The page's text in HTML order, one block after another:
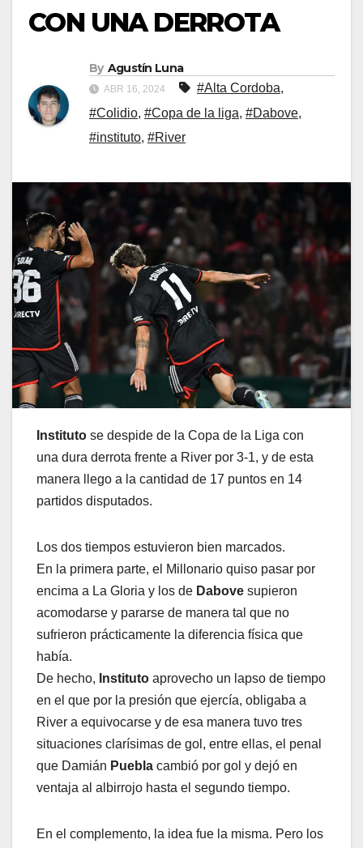
CON UNA DERROTA
By Agustín Luna
ABR 16, 2024 #Alta Cordoba,
#Colidio, #Copa de la liga, #Dabove,
#instituto, #River
Instituto se despide de la Copa de la Liga con
una dura derrota frente a River por 3-1, y de esta
manera llego a la cantidad de 17 puntos en 14
partidos disputados.
Los dos tiempos estuvieron bien marcados.
En la primera parte, el Millonario quiso pasar por
encima a La Gloria y los de Dabove supieron
acomodarse y pararse de manera tal que no
sufrieron prácticamente la diferencia física que
había.
De hecho, Instituto aprovecho un lapso de tiempo
en el que por la presión que ejercía, obligaba a
River a equivocarse y de esa manera tuvo tres
situaciones clarísimas de gol, entre ellas, el penal
que Damián Puebla cambió por gol y dejó en
ventaja al albirrojo hasta el segundo tiempo.
En el complemento, la idea fue la misma. Pero los